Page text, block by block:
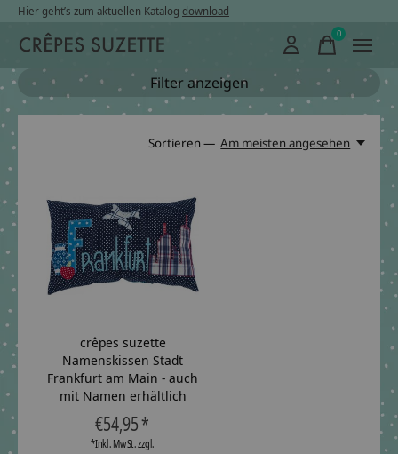
Hier geht’s zum aktuellen Katalog download
0items
Filter anzeigen
Sortieren — Am meisten angesehen
crêpes suzette
Namenskissen Stadt
Frankfurt am Main - auch
mit Namen erhältlich
€54,95 *
*Inkl. MwSt. zzgl.